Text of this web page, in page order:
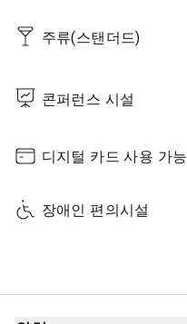
Friday
Sunday
주류(스탠더드)
콘퍼런스 시설
디지털 카드 사용 가능
장애인 편의시설